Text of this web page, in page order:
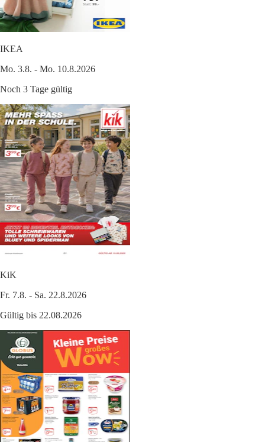
IKEA
Mo. 3.8. - Mo. 10.8.2026
Noch 3 Tage gültig
KiK
Fr. 7.8. - Sa. 22.8.2026
Gültig bis 22.08.2026